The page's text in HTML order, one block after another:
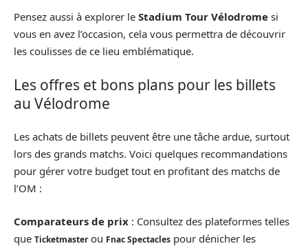
Pensez aussi à explorer le Stadium Tour Vélodrome si
vous en avez l’occasion, cela vous permettra de découvrir
les coulisses de ce lieu emblématique.
Les offres et bons plans pour les billets
au Vélodrome
Les achats de billets peuvent être une tâche ardue, surtout
lors des grands matchs. Voici quelques recommandations
pour gérer votre budget tout en profitant des matchs de
l’OM :
Comparateurs de prix : Consultez des plateformes telles
que Ticketmasterou Fnac Spectacles pour dénicher les